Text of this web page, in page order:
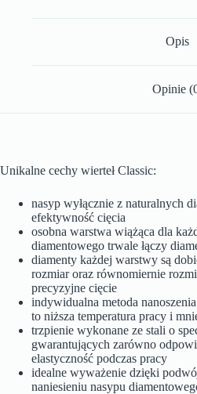
Opis
Opinie
Unikalne cechy wierteł Classic:
nasyp wyłącznie z naturalnych
efektywność cięcia
osobna warstwa wiążąca dla
diamentowego trwale łączy
diamenty każdej warstwy są
rozmiar oraz równomiernie
precyzyjne cięcie
indywidualna metoda
to niższa temperatura pracy i
trzpienie wykonane ze stali o
gwarantujących zarówno
elastyczność podczas pracy
idealne wyważenie dzięki
naniesieniu nasypu